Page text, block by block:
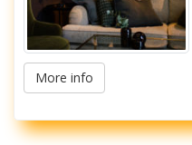
More info